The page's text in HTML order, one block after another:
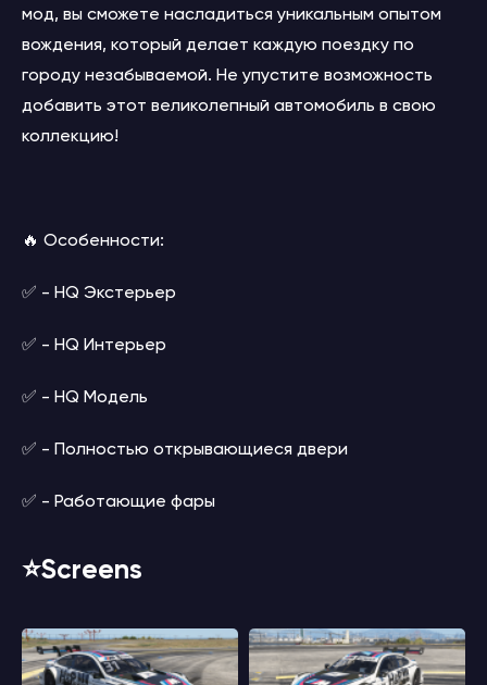
мод, вы сможете насладиться уникальным опытом
вождения, который делает каждую поездку по
городу незабываемой. Не упустите возможность
добавить этот великолепный автомобиль в свою
коллекцию!
🔥 Особенности:
✅ - HQ Экстерьер
✅ - HQ Интерьер
✅ - HQ Модель
✅ - Полностью открывающиеся двери
✅ - Работающие фары
⭐️Screens